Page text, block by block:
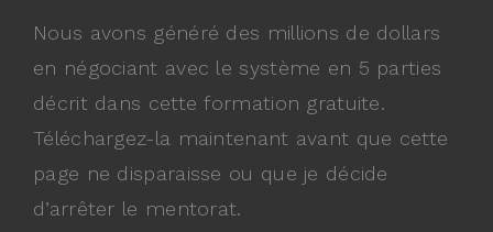
Nous avons généré des millions de dollars
en négociant avec le système en 5 parties
décrit dans cette formation gratuite.
Téléchargez-la maintenant avant que cette
page ne disparaisse ou que je décide
d’arrêter le mentorat.